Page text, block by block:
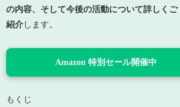
の内容、そして今後の活動について詳しくご
紹介 します。
Amazon 特別セール開催中
もくじ